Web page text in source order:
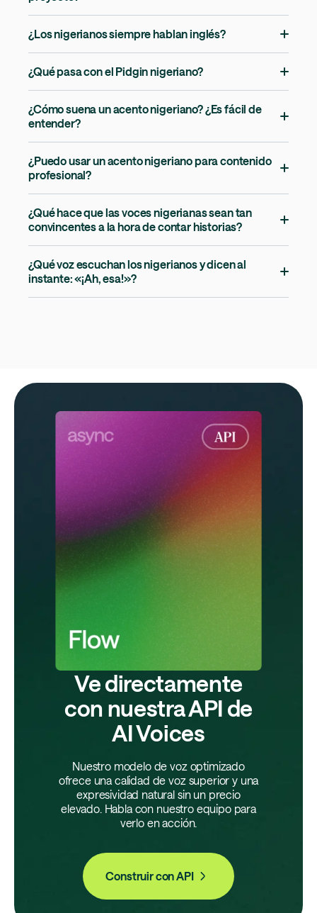
¿Los nigerianos siempre hablan inglés?
¿Qué pasa con el Pidgin nigeriano?
¿Cómo suena un acento nigeriano? ¿Es fácil de
entender?
¿Puedo usar un acento nigeriano para contenido
profesional?
¿Qué hace que las voces nigerianas sean tan
convincentes a la hora de contar historias?
¿Qué voz escuchan los nigerianos y dicen al
instante: «¡Ah, esa!»?
Ve directamente
con nuestra API de
AI Voices
Nuestro modelo de voz optimizado
ofrece una calidad de voz superior y una
expresividad natural sin un precio
elevado. Habla con nuestro equipo para
verlo en acción.
Construir con API